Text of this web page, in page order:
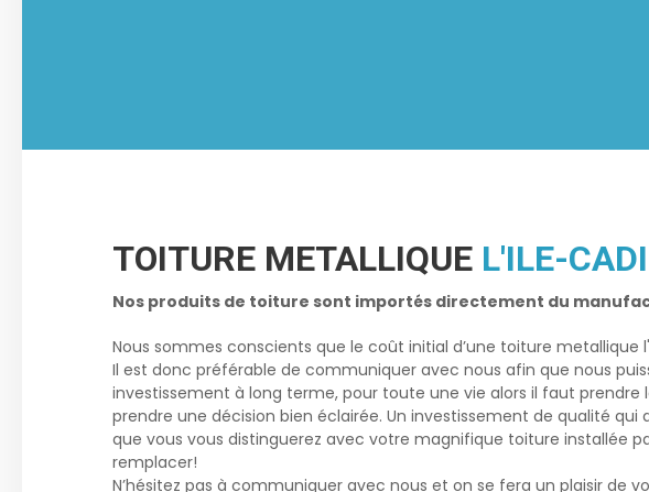
TOITURE METALLIQUE L'ILE-
Nos produits de toiture sont importés directement du
Nous sommes conscients que le coût initial d’une toiture metallique
Il est donc préférable de communiquer avec nous afin que nous
investissement à long terme, pour toute une vie alors il faut
prendre une décision bien éclairée. Un investissement de qualité
que vous vous distinguerez avec votre magnifique toiture installée
remplacer!
N’hésitez pas à communiquer avec nous et on se fera un plaisir de